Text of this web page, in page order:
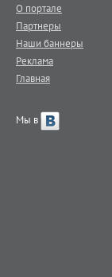
О портале
Партнеры
Наши баннеры
Реклама
Главная
Мы в